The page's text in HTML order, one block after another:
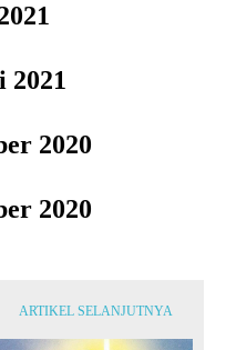
2021
2020
2020
ARTIKEL SELANJUTNYA